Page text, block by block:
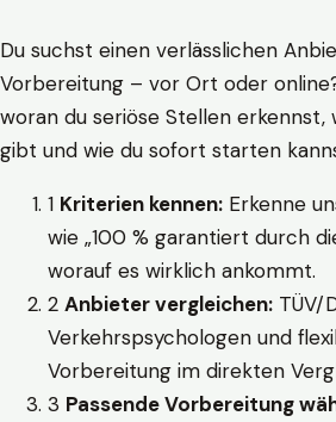
Du suchst einen verlässlichen
Vorbereitung – vor Ort oder
woran du seriöse Stellen
gibt und wie du sofort starten
1 Kriterien kennen: Erkenne
wie „100 % garantiert durch
worauf es wirklich ankommt.
2 Anbieter vergleichen: TÜV/
Verkehrspsychologen und
Vorbereitung im direkten
3 Passende Vorbereitung